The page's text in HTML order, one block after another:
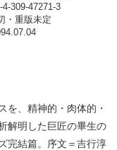
4-309-47271-3
・重版未定
を、精神的・肉体的・
解明した巨匠の畢生の
完結篇。序文＝吉行淳